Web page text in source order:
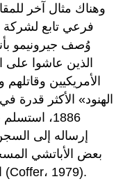
وهناك مثال آخر
فرعي تابع لشركة
وُصف جيرونيمو
الذين عاشوا على
الأمريكيين
1886،
بعض الأباتشي
الذي ساعد في القبض على جيرونيمو (Coffer، 1979).